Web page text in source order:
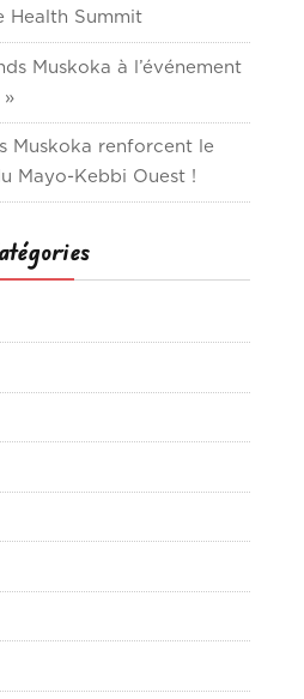
Health Summit
Muskoka à l’événement
»
Muskoka renforcent le
Mayo-Kebbi Ouest !